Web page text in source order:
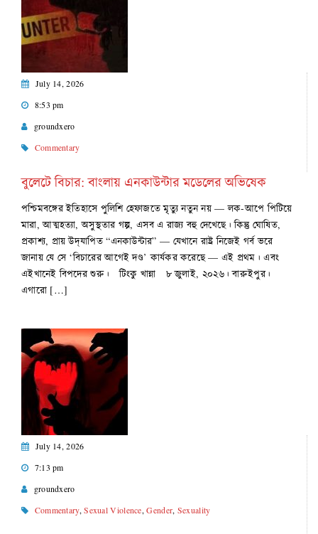
July 14, 2026
8:53 pm
groundxero
Commentary
বুলেটে বিচার: বাংলায় এনকাউন্টার মডেলের অভিষেক
পশ্চিমবঙ্গের ইতিহাসে পুলিশি হেফাজতে মৃত্যু নতুন নয় — লক-আপে পিটিয়ে
মারা, আত্মহত্যা, অসুস্থতার গল্প, এসব এ রাজ্য বহু দেখেছে। কিন্তু ঘোষিত,
প্রকাশ্য, প্রায় উদ্‌যাপিত “এনকাউন্টার” — যেখানে রাষ্ট্র নিজেই গর্ব ভরে
জানায় যে সে ‘বিচারের আগেই দণ্ড’ কার্যকর করেছে — এই প্রথম। এবং
এইখানেই বিপদের শুরু। টিংকু খান্না ৮ জুলাই, ২০২৬। বারুইপুর।
এগারো […]
July 14, 2026
7:13 pm
groundxero
Commentary,Sexual Violence,Gender, Sexuality